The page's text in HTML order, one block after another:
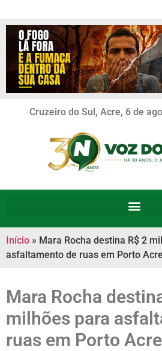
Cruzeiro do Sul, Acre, 6 de
Início » Mara Rocha destina R$ 2
asfaltamento de ruas em Porto Acre
Mara Rocha
milhões para
ruas em Porto Acre